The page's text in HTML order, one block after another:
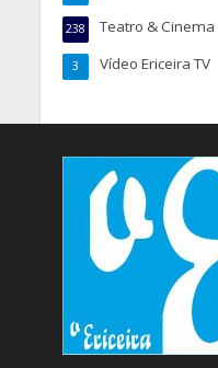
Teatro & Cinema
238
Vídeo Ericeira TV
3